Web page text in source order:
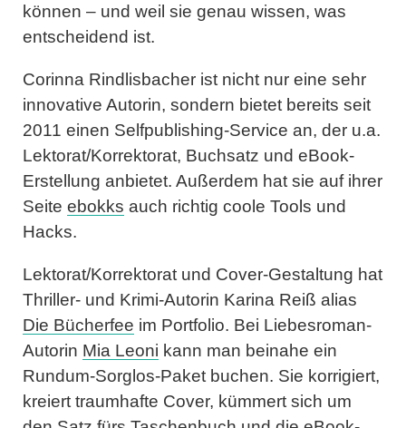
können – und weil sie genau wissen, was
entscheidend ist.
Corinna Rindlisbacher ist nicht nur eine sehr
innovative Autorin, sondern bietet bereits seit
2011 einen Selfpublishing-Service an, der u.a.
Lektorat/Korrektorat, Buchsatz und eBook-
Erstellung anbietet. Außerdem hat sie auf ihrer
Seite ebokks auch richtig coole Tools und
Hacks.
Lektorat/Korrektorat und Cover-Gestaltung hat
Thriller- und Krimi-Autorin Karina Reiß alias
Die Bücherfee im Portfolio. Bei Liebesroman-
Autorin Mia Leoni kann man beinahe ein
Rundum-Sorglos-Paket buchen. Sie korrigiert,
kreiert traumhafte Cover, kümmert sich um